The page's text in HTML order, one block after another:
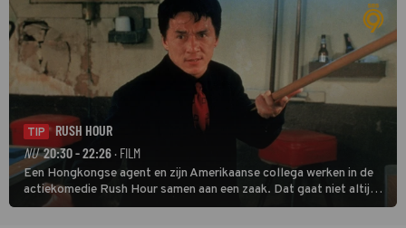
TIP
RUSH HOUR
NU 20:30 - 22:26· FILM
Een Hongkongse agent en zijn Amerikaanse collega werken in de
actiekomedie Rush Hour samen aan een zaak. Dat gaat niet altijd
van een leien dakje.